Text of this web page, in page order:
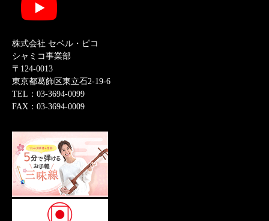
株式会社 セベル・ピコ
シャミコ事業部
〒124-0013
東京都葛飾区東立石2-19-6
TEL：03-3694-0099
FAX：03-3694-0009